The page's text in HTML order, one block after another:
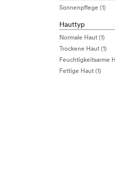
Sonnenpflege (1)
Hauttyp
Normale Haut (1)
Trockene Haut (1)
Feuchtigkeitsarme
Fettige Haut (1)